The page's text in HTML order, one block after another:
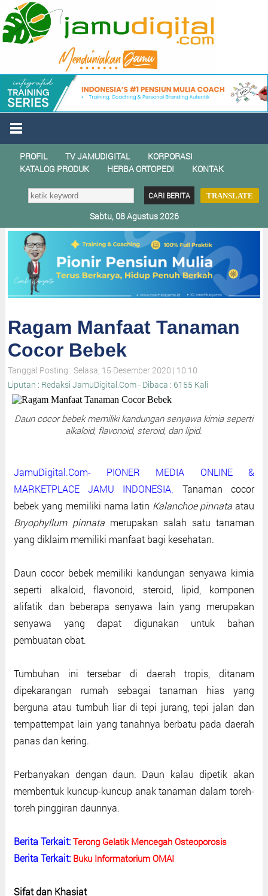
PROFIL TV JAMUDIGITAL
KORPORASI
KATALOG PRODUK
HERBA ORTOPEDI KONTAK
TRANSLATE
Sabtu, 08 Agustus 2026
Ragam Manfaat Tanaman
Cocor Bebek
Tanggal Posting : Selasa, 15 Desember 2020 | 10:10
Liputan : Redaksi JamuDigital.Com - Dibaca : 6155 Kali
Daun cocor bebek memiliki kandungan senyawa kimia seperti
alkaloid, flavonoid, steroid, dan lipid.
JamuDigital.Com- PIONER MEDIA ONLINE &
MARKETPLACE JAMU INDONESIA. Tanaman cocor
bebek yang memiliki nama latin Kalanchoe pinnata atau
Bryophyllum pinnata merupakan salah satu tanaman
yang diklaim memiliki manfaat bagi kesehatan.
Daun cocor bebek memiliki kandungan senyawa kimia
seperti alkaloid, flavonoid, steroid, lipid, komponen
alifatik dan beberapa senyawa lain yang merupakan
senyawa yang dapat digunakan untuk bahan
pembuatan obat.
Tumbuhan ini tersebar di daerah tropis, ditanam
dipekarangan rumah sebagai tanaman hias yang
berguna atau tumbuh liar di tepi jurang, tepi jalan dan
tempattempat lain yang tanahnya berbatu pada daerah
panas dan kering.
Perbanyakan dengan daun. Daun kalau dipetik akan
membentuk kuncup-kuncup anak tanaman dalam toreh-
toreh pinggiran daunnya.
Berita Terkait: Terong Gelatik Mencegah Osteoporosis
Berita Terkait: Buku Informatorium OMAI
Sifat dan Khasiat